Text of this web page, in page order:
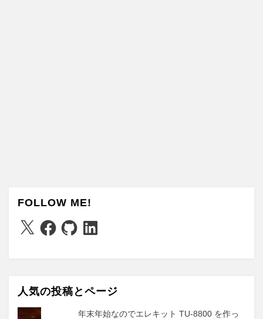
FOLLOW ME!
X Facebook
GitHubLinkedIn
人気の投稿とページ
年末年始なのでエレキット TU-8800 を作っ